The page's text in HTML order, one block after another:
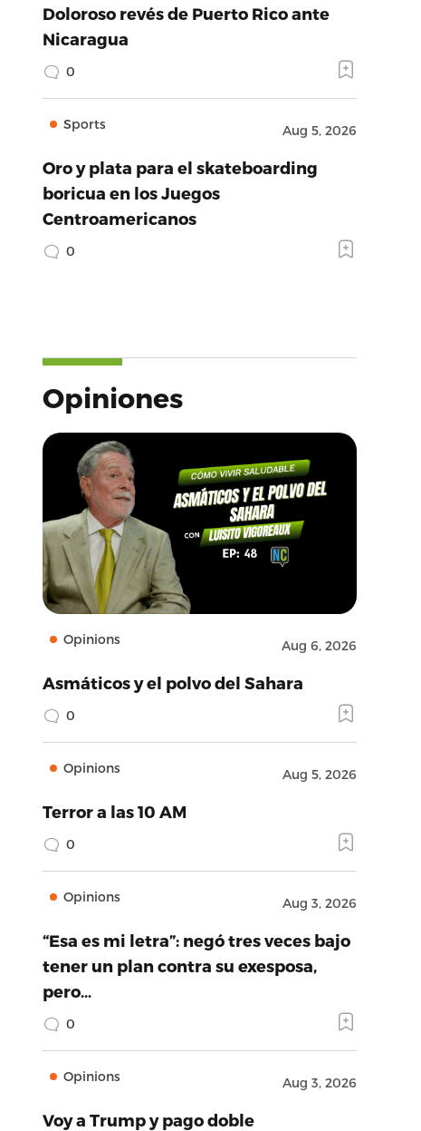
Doloroso revés de Puerto Rico ante
Nicaragua
0
Sports Aug 5, 2026
Oro y plata para el skateboarding
boricua en los Juegos
Centroamericanos
0
Opiniones
Opinions Aug 6, 2026
Asmáticos y el polvo del Sahara
0
Opinions Aug 5, 2026
Terror a las 10 AM
0
Opinions Aug 3, 2026
“Esa es mi letra”: negó tres veces bajo
tener un plan contra su exesposa,
pero…
0
Opinions Aug 3, 2026
Voy a Trump y pago doble